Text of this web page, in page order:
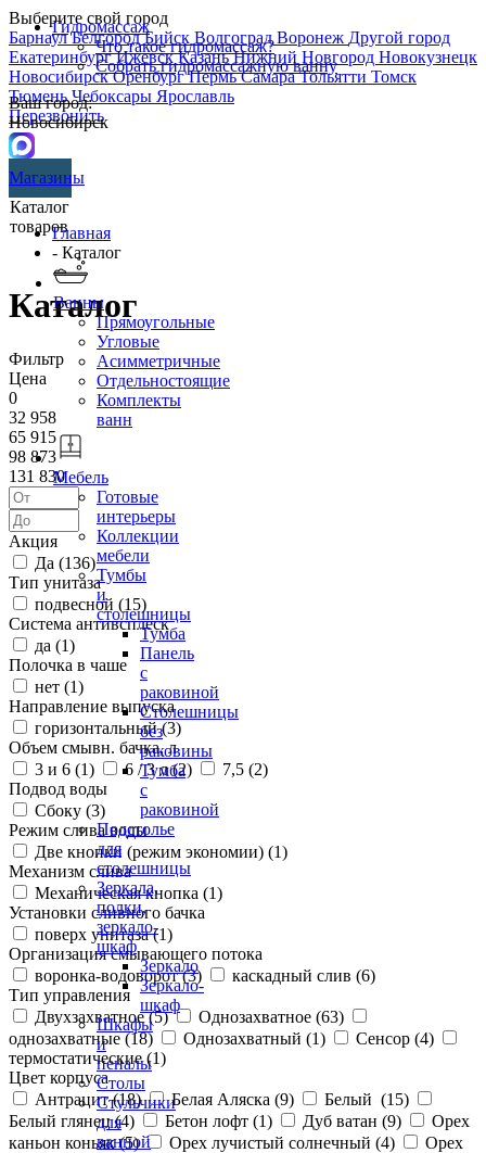
Выберите свой город
БарнаулБелгородБийск ВолгоградВоронеж Другой город
ЕкатеринбургИжевскКазаньНижний Новгород Новокузнецк
НовосибирскОренбургПермьСамараТольятти Томск
ТюменьЧебоксары Ярославль
Перезвонить
Гидромассаж
Что такое гидромассаж?
Собрать гидромассажную ванну
Ваш город:
Новосибирск
Магазины
Каталог
товаров
Ванны
Прямоугольные
Угловые
Асимметричные
Отдельностоящие
Комплекты
ванн
Мебель
Готовые
интерьеры
Коллекции
мебели
Тумбы
и
столешницы
Тумба
Панель
с
раковиной
Столешницы
без
раковины
Тумба
с
раковиной
Подстолье
для
столешницы
Зеркала,
полки,
зеркало-
шкаф
Зеркало
Зеркало-
шкаф
Шкафы
и
пеналы
Столы
Стульчики
для
ванной
Главная
- Каталог
Каталог
Фильтр
Цена
0
32 958
65 915
98 873
131 830
Акция
Да (136)
Тип унитаза
подвесной (15)
Система антивсплеск
да (1)
Полочка в чаше
нет (1)
Направление выпуска
горизонтальный (3)
Объем смывн. бачка, л
3 и 6 (1) 6 / 3 л (2) 7,5 (2)
Подвод воды
Сбоку (3)
Режим слива воды
Две кнопки (режим экономии) (1)
Механизм слива
Механическая кнопка (1)
Установки сливного бачка
поверх унитаза (1)
Организация смывающего потока
воронка-водоворот (3) каскадный слив (6)
Тип управления
Двухзахватное (5) Однозахватное (63)
однозахватные (18) Однозахватный (1) Сенсор (4)
термостатические (1)
Цвет корпуса
Антрацит (18) Белая Аляска (9) Белый (15)
Белый глянец (4) Бетон лофт (1) Дуб ватан (9)
Орех
каньон коньяк (5) Орех лучистый солнечный (4)
Орех